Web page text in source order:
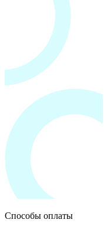
Способы оплаты